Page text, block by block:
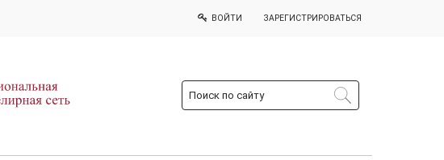
ВОЙТИ ЗАРЕГИСТРИРОВАТЬСЯ